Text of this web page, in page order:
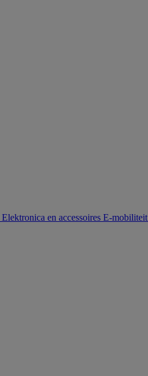
Elektronica en accessoires E-mobiliteit